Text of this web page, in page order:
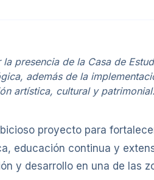
presencia de la Casa de
además de la
artística, cultural y patrimonial.
proyecto para
educación continua y
y desarrollo en una de las